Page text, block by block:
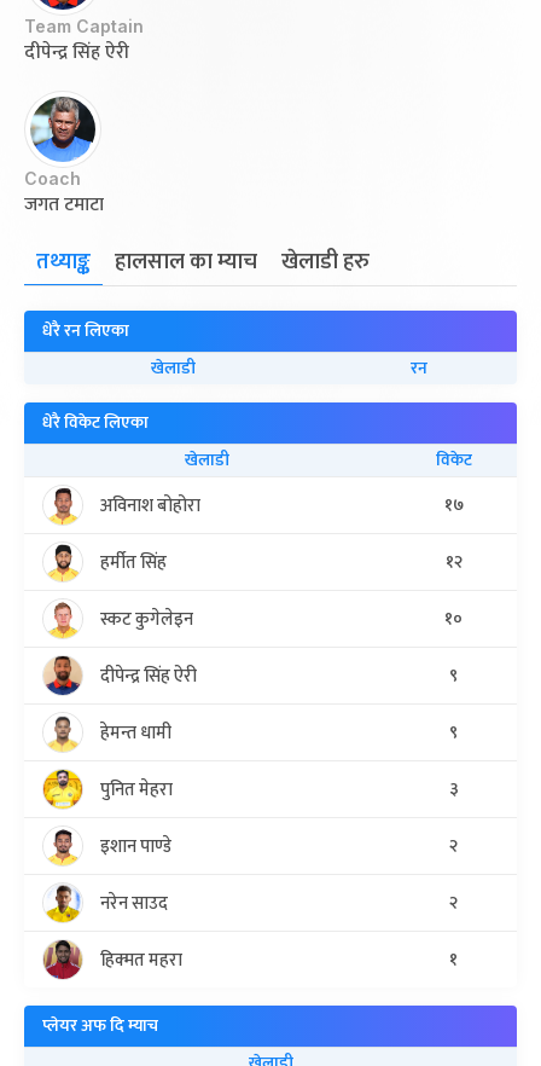
Team Captain
दीपेन्द्र सिंह ऐरी
Coach
जगत टमाटा
तथ्याङ्क हालसाल का म्याच खेलाडी हरु
धेरै रन लिएका
खेलाडी
रन
धेरै विकेट लिएका
खेलाडी
विकेट
अविनाश बोहोरा १७
हर्मीत सिंह १२
स्कट कुगेलेइन १०
दीपेन्द्र सिंह ऐरी ९
हेमन्त धामी ९
पुनित मेहरा ३
इशान पाण्डे २
नरेन साउद २
हिक्मत महरा १
प्लेयर अफ दि म्याच